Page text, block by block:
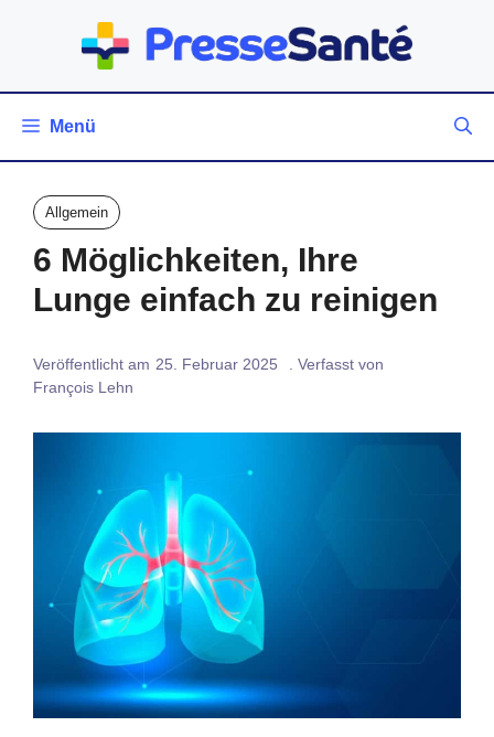
Menü
Allgemein
6 Möglichkeiten, Ihre
Lunge einfach zu reinigen
Veröffentlicht am 25. Februar 2025
. Verfasst von
François Lehn